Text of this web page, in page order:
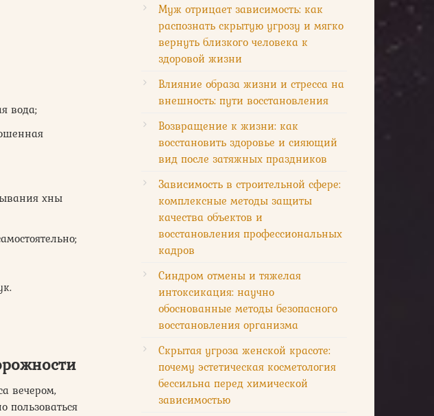
вода;
хны
вечером,
Муж отрицает зависимость: как
распознать скрытую угрозу и мягко
вернуть близкого человека к
здоровой жизни
Влияние образа жизни и стресса на
внешность: пути восстановления
Возвращение к жизни: как
восстановить здоровье и сияющий
вид после затяжных праздников
Зависимость в строительной сфере:
комплексные методы защиты
качества объектов и
восстановления профессиональных
кадров
Синдром отмены и тяжелая
интоксикация: научно
обоснованные методы безопасного
восстановления организма
Скрытая угроза женской красоте:
почему эстетическая косметология
бессильна перед химической
зависимостью